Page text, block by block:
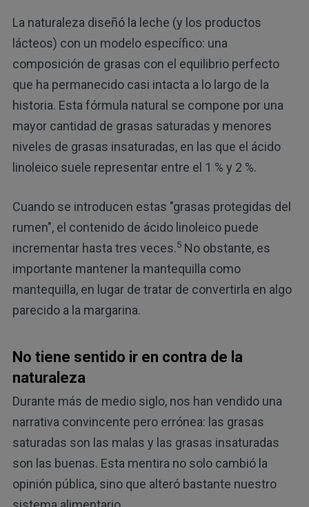
La naturaleza diseñó la leche (y los productos
lácteos) con un modelo específico: una
composición de grasas con el equilibrio perfecto
que ha permanecido casi intacta a lo largo de la
historia. Esta fórmula natural se compone por una
mayor cantidad de grasas saturadas y menores
niveles de grasas insaturadas, en las que el ácido
linoleico suele representar entre el 1 % y 2 %.
Cuando se introducen estas "grasas protegidas del
rumen", el contenido de ácido linoleico puede
incrementar hasta tres veces.5 No obstante, es
importante mantener la mantequilla como
mantequilla, en lugar de tratar de convertirla en algo
parecido a la margarina.
No tiene sentido ir en contra de la
naturaleza
Durante más de medio siglo, nos han vendido una
narrativa convincente pero errónea: las grasas
saturadas son las malas y las grasas insaturadas
son las buenas. Esta mentira no solo cambió la
opinión pública, sino que alteró bastante nuestro